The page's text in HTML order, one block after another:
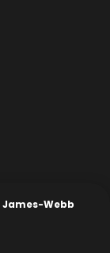
Webb